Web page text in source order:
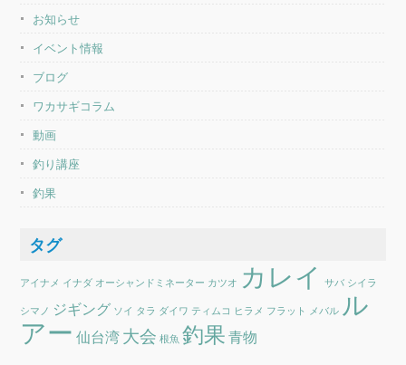
お知らせ
イベント情報
ブログ
ワカサギコラム
動画
釣り講座
釣果
タグ
アイナメ イナダ オーシャンドミネーター カツオ カレイ サバ シイラ
シマノ ジギング ソイ タラ ダイワ ティムコ ヒラメ フラット メバル ル
アー 仙台湾 大会 根魚 釣果 青物